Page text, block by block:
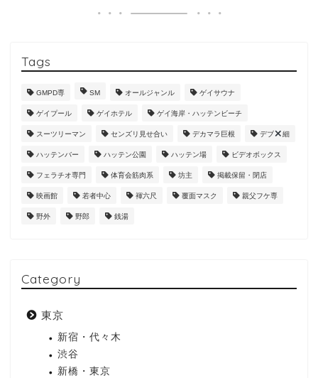
Tags
GMPD専 SM オールジャンル ゲイサウナ
ゲイプール ゲイホテル ゲイ海岸・ハッテンビーチ
スーツリーマン センズリ見せ合い デカマラ巨根 デブ 細
ハッテンバー ハッテン公園 ハッテン場 ビデオボックス
フェラチオ専門 体育会筋肉系 坊主 掲載保留・閉店
映画館 若者中心 褌六尺 覆面マスク 親父フケ専
野外 野郎 銭湯
Category
東京
新宿・代々木
渋谷
新橋・東京